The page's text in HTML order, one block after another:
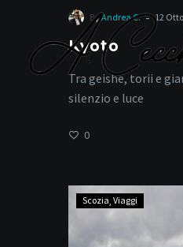
ByAndrea C. - 12
Kyoto
Tra geishe, torii e
silenzio e luce
0
Scozia Viaggi